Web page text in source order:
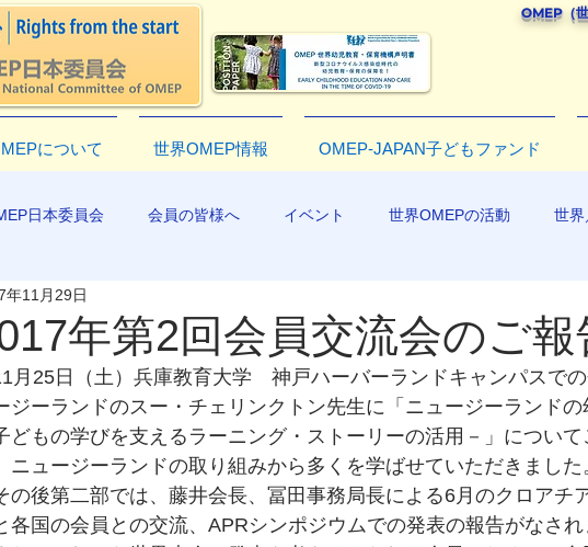
OMEP（
について 世界OMEP情報 OMEP-JAPAN子どもファンド
日本委員会 会員の皆様へ イベント 世界OMEPの活動 世界
年第2回会員交流会のご報
年11月29日
月25日（土）兵庫教育大学　神戸ハーバーランドキャンパスで
ジーランドのスー・チェリンクトン先生に「ニュージーランド
どもの学びを支えるラーニング・ストーリーの活用－」につい
ニュージーランドの取り組みから多くを学ばせていただきました
後第二部では、藤井会長、冨田事務局長による6月のクロアチ
各国の会員との交流、APRシンポジウムでの発表の報告がなされ